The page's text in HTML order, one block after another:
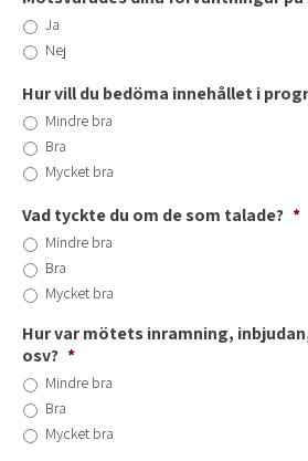
Ja
Nej
Hur vill du bedöma innehållet i
Mindre bra
Bra
Mycket bra
Vad tyckte du om de som talade? *
Mindre bra
Bra
Mycket bra
Hur var mötets inramning,
osv? *
Mindre bra
Bra
Mycket bra